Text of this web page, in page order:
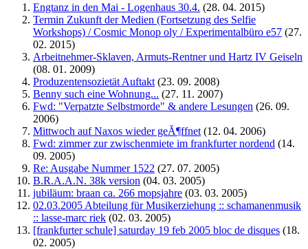
Engtanz in den Mai - Logenhaus 30.4. (28. 04. 2015)
Termin Zukunft der Medien (Fortsetzung des Selfie
Workshops) / Cosmic Monop oly / Experimentalbüro e57 (27.
02. 2015)
Arbeitnehmer-Sklaven, Armuts-Rentner und Hartz IV Geiseln
(08. 01. 2009)
Produzentensozietät Auftakt (23. 09. 2008)
Benny such eine Wohnung... (27. 11. 2007)
Fwd: "Verpatzte Selbstmorde" & andere Lesungen (26. 09.
2006)
Mittwoch auf Naxos wieder geĂ¶ffnet (12. 04. 2006)
Fwd: zimmer zur zwischenmiete im frankfurter nordend (14.
09. 2005)
Re: Ausgabe Nummer 1522 (27. 07. 2005)
B.R.A.A.N. 38k version (04. 03. 2005)
jubiläum: braan ca. 266 mopsjahre (03. 03. 2005)
02.03.2005 Abteilung für Musikerziehung :: schamanenmusik
:: lasse-marc riek (02. 03. 2005)
[frankfurter schule] saturday 19 feb 2005 bloc de disques (18.
02. 2005)